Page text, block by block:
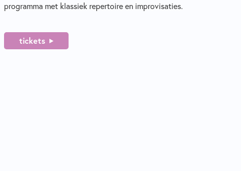
programma met klassiek repertoire en improvisaties.
tickets